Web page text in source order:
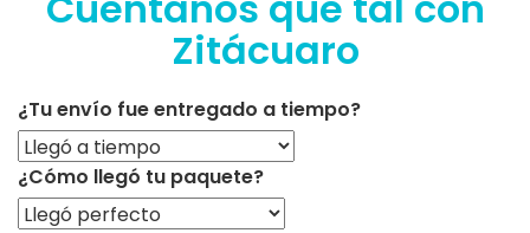
Zitácuaro
¿Tu envío fue entregado a tiempo?
¿Cómo llegó tu paquete?